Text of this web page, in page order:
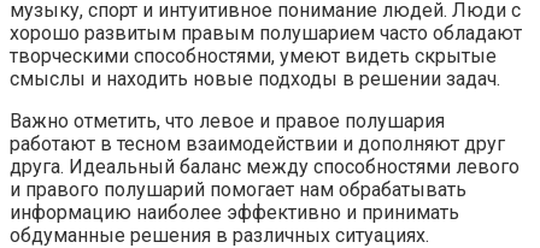
музыку, спорт и интуитивное понимание людей. Люди с
хорошо развитым правым полушарием часто обладают
творческими способностями, умеют видеть скрытые
смыслы и находить новые подходы в решении задач.
Важно отметить, что левое и правое полушария
работают в тесном взаимодействии и дополняют друг
друга. Идеальный баланс между способностями левого
и правого полушарий помогает нам обрабатывать
информацию наиболее эффективно и принимать
обдуманные решения в различных ситуациях.